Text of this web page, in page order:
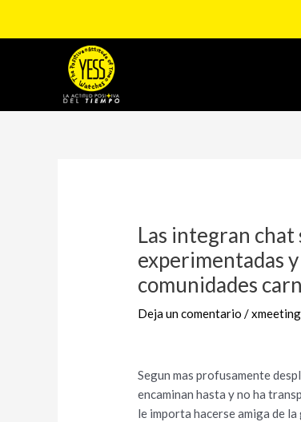
Las integran chat
experimentadas
comunidades
Deja un comentario /
Segun mas profusamente
encaminan hasta y no ha
le importa hacerse amiga de